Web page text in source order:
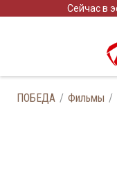
Сейчас в
ПОБЕДА Фильмы